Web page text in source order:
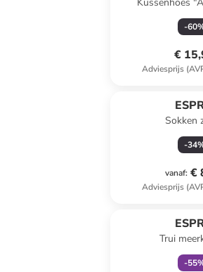
-60
€
Adviesprijs
Sokken
-34
vanaf: €
Adviesprijs
Trui
-55